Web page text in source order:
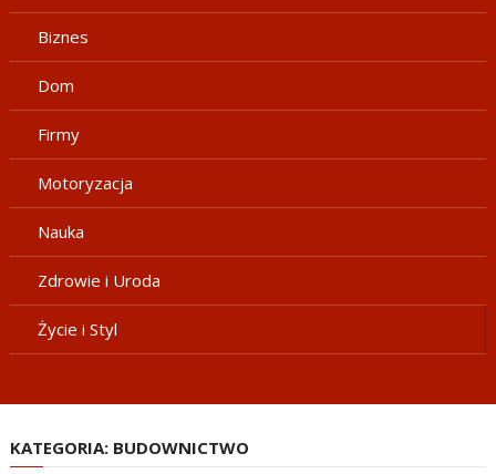
Biznes
Dom
Firmy
Motoryzacja
Nauka
Zdrowie i Uroda
Życie i Styl
KATEGORIA: BUDOWNICTWO